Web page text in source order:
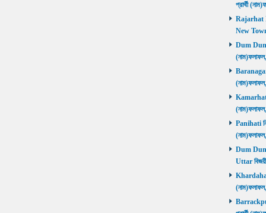
প্রার্থী
Rajarhat
New Town
Dum Dum
Baranagar
Kamarhati
Panihati
Dum Dum
Uttar
Khardaha
Barrackpur